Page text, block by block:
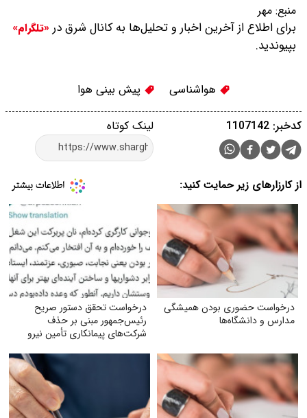
منبع: مهر
برای اطلاع از آخرین اخبار و تحلیل‌ها به کانال شرق در «تلگرام»
بپیوندید.
هواشناسی پیش بینی هوا
لینک کوتاه کدخبر: 1107142
از کارزارهای زیر حمایت کنید:
درخواست حضوری بودن همیشگی
مدارس و دانشگاه‌ها
درخواست تحقق دستور صریح
رئیس‌جمهور مبنی بر حذف
شرکت‌های پیمانکاری تأمین نیرو